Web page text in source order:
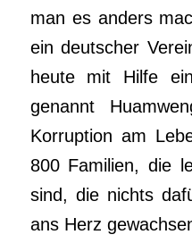
man es anders
ein deutscher
heute mit Hilfe
genannt
Korruption am
800 Familien, die
sind, die nichts
ans Herz